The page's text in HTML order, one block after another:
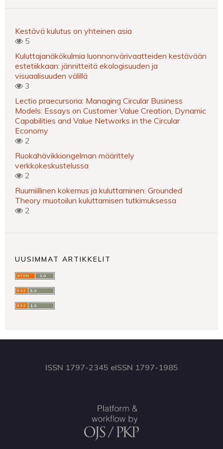
Kestävä kulutus on yhteinen asia
5
Kuluttajanäkökulmia luonnonvärivaatteiden kestävään
estetiikkaan: jännitteitä ekologisuuden ja
visuaalisuuden välillä
3
Lectio praecursoria: Managing Circular Business
Models: Essays on Customer Value Creation, Dynamic
Capabilities and Value Networks in the Circular
Economy
2
Ruokahävikkiongelman määrittely
verkkokeskustelussa
2
Ruumiillinen kokemus ja kuluttaminen: Grounded
Theory muotoilun kuluttamisen tutkimuksessa
2
UUSIMMAT ARTIKKELIT
ISSN 1797-2345 eISSN 1797-1985